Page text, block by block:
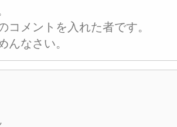
コメントを入れた者です。
んなさい。